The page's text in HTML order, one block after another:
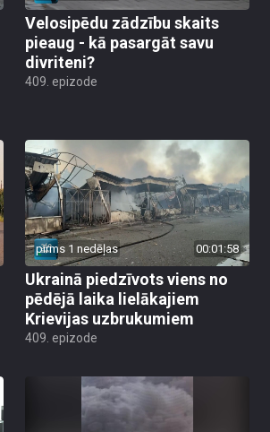
Velosipēdu zādzību skaits
pieaug - kā pasargāt savu
divriteni?
409. epizode
pirms 1 nedēļas 00:01:58
Ukrainā piedzīvots viens no
pēdējā laika lielākajiem
Krievijas uzbrukumiem
409. epizode